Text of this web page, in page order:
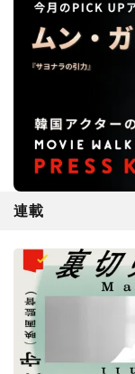
連載